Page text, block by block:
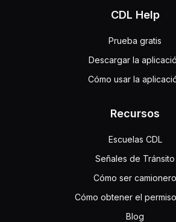
CDL Help
Prueba gratis
Descargar la
Cómo usar la
Recursos
Escuelas CDL
Señales de Tránsito
Cómo ser camionero
Cómo obtener el
Blog